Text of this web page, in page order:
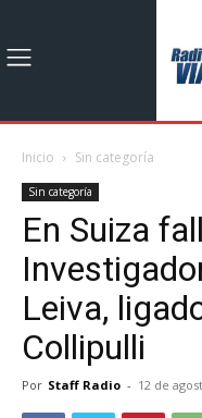
Inicio Sin categoría
Sin categoría
En Suiza
Leiva,
Collipulli
Por Staff Radio - 12 de